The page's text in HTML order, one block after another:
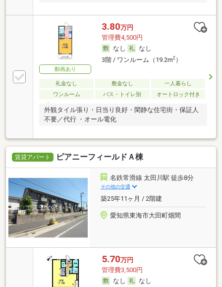
動画あり
3.80万円
管理費4,500円
なし
なし
3階 / ワンルーム（19.2m2）
礼金なし 敷金なし
一人暮らし
ワンルーム
バス・トイレ別 オートロック付き
外観タイル張り・日当り良好・閑静な住宅街・保証人
不要／代行 ・オール電化
賃貸アパート ピアニーフィールドＡ棟
名鉄常滑線 太田川駅 徒歩8分
その他の交通
築25年11ヶ月 / 2階建
愛知県東海市大田町畑間
5.70万円
管理費3,500円
なし
なし